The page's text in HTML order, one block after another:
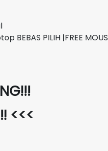
BEBAS PILIH |FREE
<<<